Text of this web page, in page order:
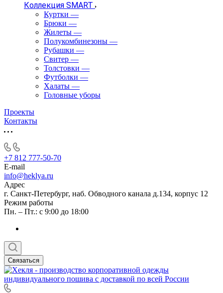
Коллекция SMART
Куртки —
Брюки —
Жилеты —
Полукомбинезоны —
Рубашки —
Свитер —
Толстовки —
Футболки —
Халаты —
Головные уборы
Проекты
Контакты
+7 812 777-50-70
E-mail
info@heklya.ru
Адрес
г. Санкт-Петербург, наб. Обводного канала д.134, корпус 12
Режим работы
Пн. – Пт.: с 9:00 до 18:00
Связаться